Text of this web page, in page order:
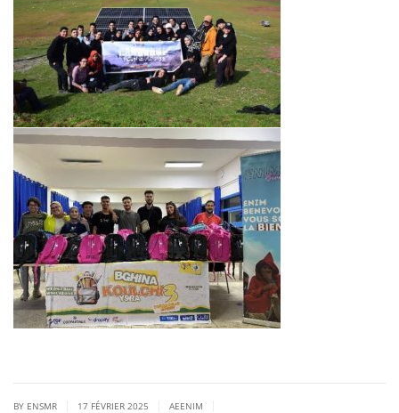
BY ENSMR 17 FÉVRIER 2025 AEENIM